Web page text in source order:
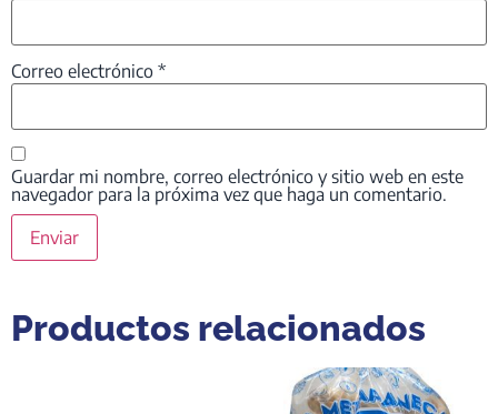
Correo electrónico *
Guardar mi nombre, correo electrónico y sitio web en este
navegador para la próxima vez que haga un comentario.
Productos relacionados